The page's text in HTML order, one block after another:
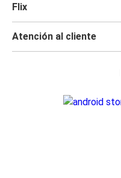
Flix
Atención al cliente